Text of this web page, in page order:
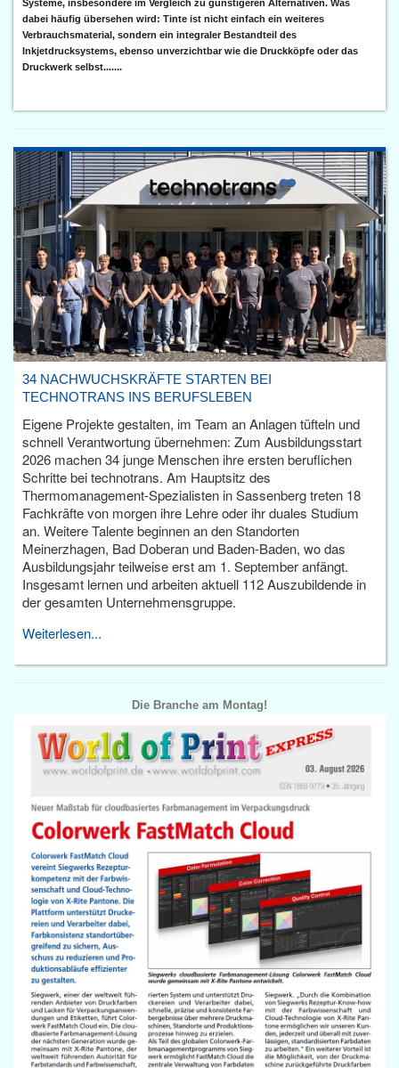
Systeme, insbesondere im Vergleich zu günstigeren Alternativen. Was
dabei häufig übersehen wird: Tinte ist nicht einfach ein weiteres
Verbrauchsmaterial, sondern ein integraler Bestandteil des
Inkjetdrucksystems, ebenso unverzichtbar wie die Druckköpfe oder das
Druckwerk selbst.......
34 NACHWUCHSKRÄFTE STARTEN BEI
TECHNOTRANS INS BERUFSLEBEN
Eigene Projekte gestalten, im Team an Anlagen tüfteln und
schnell Verantwortung übernehmen: Zum Ausbildungsstart
2026 machen 34 junge Menschen ihre ersten beruflichen
Schritte bei technotrans. Am Hauptsitz des
Thermomanagement-Spezialisten in Sassenberg treten 18
Fachkräfte von morgen ihre Lehre oder ihr duales Studium
an. Weitere Talente beginnen an den Standorten
Meinerzhagen, Bad Doberan und Baden-Baden, wo das
Ausbildungsjahr teilweise erst am 1. September anfängt.
Insgesamt lernen und arbeiten aktuell 112 Auszubildende in
der gesamten Unternehmensgruppe.
Weiterlesen...
Die Branche am Montag!